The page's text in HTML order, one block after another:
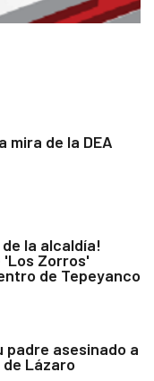
mira de la DEA
la alcaldía!
'Los Zorros'
de Tepeyanco
padre asesinado a
Lázaro